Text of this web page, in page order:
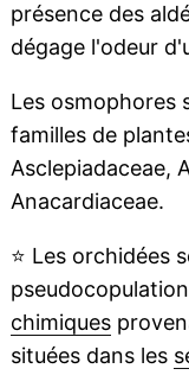
présence des
dégage l'odeur
Les osmophores
familles de
Asclepiadaceae,
Anacardiaceae.
⭐ Les orchidées
chimiques
situées dans les